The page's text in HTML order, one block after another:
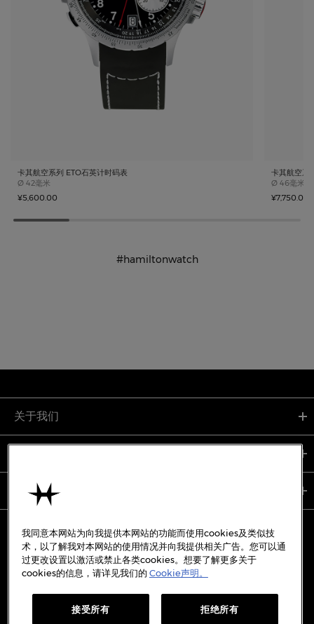
卡其航空系列 ETO石英计时码表
Ø Case size
42毫米
¥5,600.00
卡其航空系
Ø Case size
46毫米
¥7,750.00
#hamiltonwatch
关于我们
使用条款
备案号:沪ICP备19045273号-7
WECHAT WEIBO
我同意本网站为向我提供本网站的功能而使用cookies及类似技
术，以了解我对本网站的使用情况并向我提供相关广告。您可以通
过更改设置以激活或禁止各类cookies。想要了解更多关于
cookies的信息，请详见我们的 Cookie声明。
接受所有 拒绝所有